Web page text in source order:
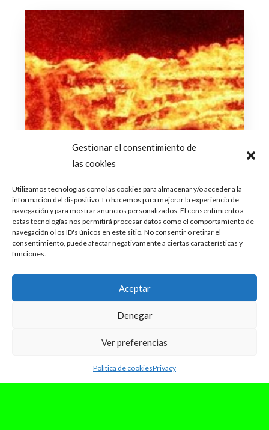
Gestionar el consentimiento de
las cookies
Utilizamos tecnologías como las cookies para almacenar y/o acceder a la
información del dispositivo. Lo hacemos para mejorar la experiencia de
navegación y para mostrar anuncios personalizados. El consentimiento a
estas tecnologías nos permitirá procesar datos como el comportamiento de
navegación o los ID's únicos en este sitio. No consentir o retirar el
consentimiento, puede afectar negativamente a ciertas características y
funciones.
Aceptar
Denegar
Ver preferencias
Política de cookiesPrivacy